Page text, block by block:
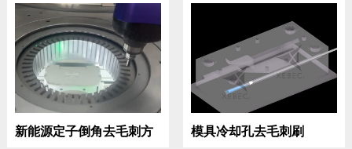
新能源定子倒角去毛刺方
模具冷却孔去毛刺刷